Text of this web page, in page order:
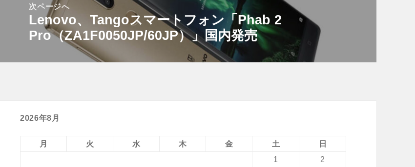
次ページへ
次
の
稿:
Lenovo、Tangoスマートフォン「Phab 2
Pro（ZA1F0050JP/60JP）」国内発売
2026年8月
月 火 水 木 金 土
日
1
2